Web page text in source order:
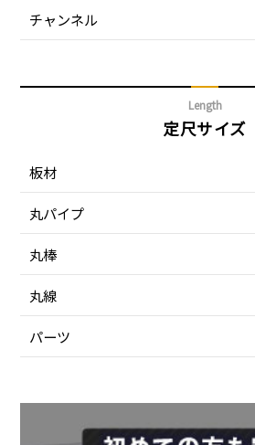
チャンネル
Length
定尺サイズ
板材
丸パイプ
丸棒
丸線
パーツ